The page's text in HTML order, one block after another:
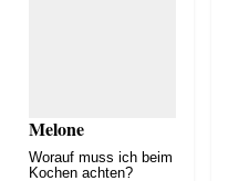
Melone
Worauf muss ich beim
Kochen achten?